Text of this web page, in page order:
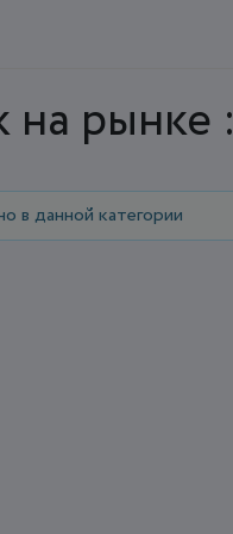
на рынке :
в данной категории